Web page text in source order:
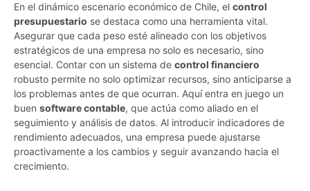
En el dinámico escenario económico de Chile, el control
presupuestario se destaca como una herramienta vital.
Asegurar que cada peso esté alineado con los objetivos
estratégicos de una empresa no solo es necesario, sino
esencial. Contar con un sistema de control financiero
robusto permite no solo optimizar recursos, sino anticiparse a
los problemas antes de que ocurran. Aquí entra en juego un
buen software contable, que actúa como aliado en el
seguimiento y análisis de datos. Al introducir indicadores de
rendimiento adecuados, una empresa puede ajustarse
proactivamente a los cambios y seguir avanzando hacia el
crecimiento.